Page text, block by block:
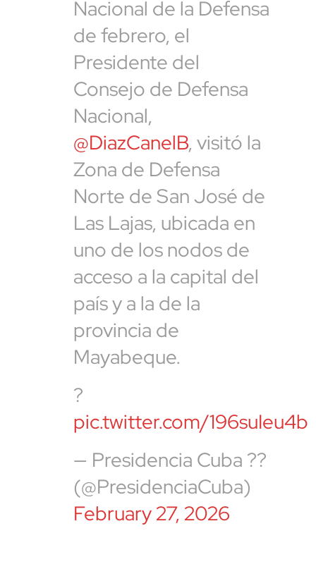
Nacional de la Defensa
de febrero, el
Presidente del
Consejo de Defensa
Nacional,
@DiazCanelB, visitó la
Zona de Defensa
Norte de San José de
Las Lajas, ubicada en
uno de los nodos de
acceso a la capital del
país y a la de la
provincia de
Mayabeque.
?
pic.twitter.com/196suIeu4b
— Presidencia Cuba ??
(@PresidenciaCuba)
February 27, 2026